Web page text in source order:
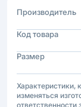
Производитель
Код товара
Размер
Характеристики,
изменяться
ответственности